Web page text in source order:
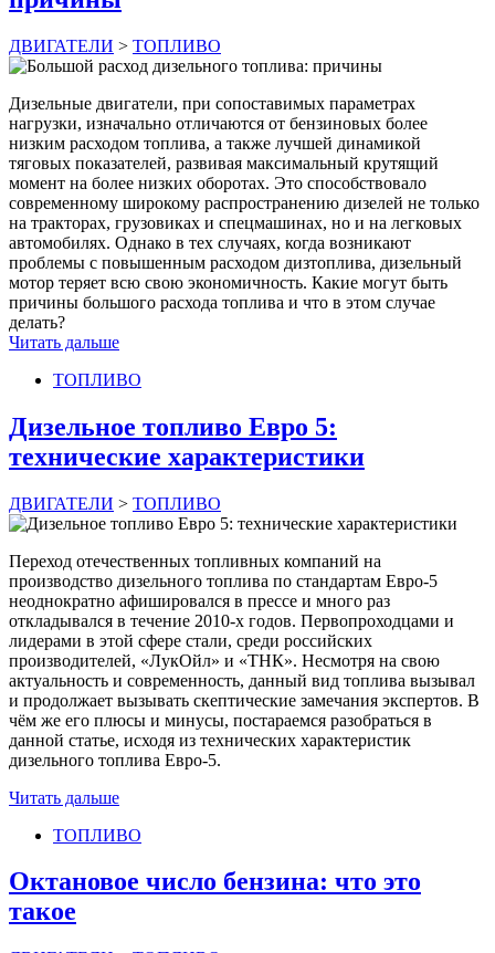
ДВИГАТЕЛИ > ТОПЛИВО
Дизельные двигатели, при сопоставимых параметрах
нагрузки, изначально отличаются от бензиновых более
низким расходом топлива, а также лучшей динамикой
тяговых показателей, развивая максимальный крутящий
момент на более низких оборотах. Это способствовало
современному широкому распространению дизелей не только
на тракторах, грузовиках и спецмашинах, но и на легковых
автомобилях. Однако в тех случаях, когда возникают
проблемы с повышенным расходом дизтоплива, дизельный
мотор теряет всю свою экономичность. Какие могут быть
причины большого расхода топлива и что в этом случае
делать?
Читать дальше
ТОПЛИВО
Дизельное топливо Евро 5:
технические характеристики
ДВИГАТЕЛИ > ТОПЛИВО
Переход отечественных топливных компаний на
производство дизельного топлива по стандартам Евро-5
неоднократно афишировался в прессе и много раз
откладывался в течение 2010-х годов. Первопроходцами и
лидерами в этой сфере стали, среди российских
производителей, «ЛукОйл» и «ТНК». Несмотря на свою
актуальность и современность, данный вид топлива вызывал
и продолжает вызывать скептические замечания экспертов. В
чём же его плюсы и минусы, постараемся разобраться в
данной статье, исходя из технических характеристик
дизельного топлива Евро-5.
Читать дальше
ТОПЛИВО
Октановое число бензина: что это
такое